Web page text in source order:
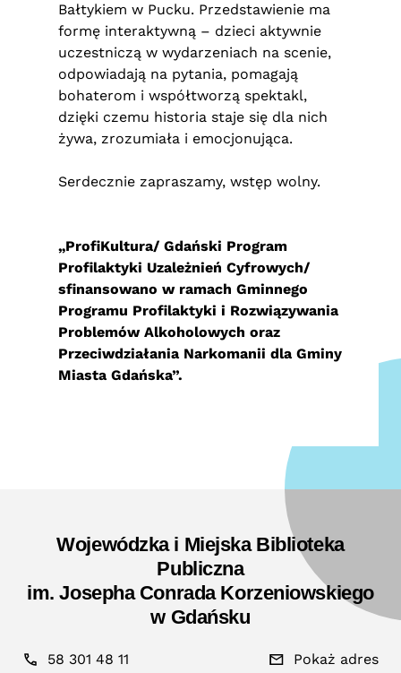
Bałtykiem w Pucku. Przedstawienie ma
formę interaktywną – dzieci aktywnie
uczestniczą w wydarzeniach na scenie,
odpowiadają na pytania, pomagają
bohaterom i współtworzą spektakl,
dzięki czemu historia staje się dla nich
żywa, zrozumiała i emocjonująca.
Serdecznie zapraszamy, wstęp wolny.
„ProfiKultura/ Gdański Program
Profilaktyki Uzależnień Cyfrowych/
sfinansowano w ramach Gminnego
Programu Profilaktyki i Rozwiązywania
Problemów Alkoholowych oraz
Przeciwdziałania Narkomanii dla Gminy
Miasta Gdańska”.
Wojewódzka i Miejska Biblioteka
Publiczna
im. Josepha Conrada Korzeniowskiego
w Gdańsku
58 301 48 11 Pokaż adres